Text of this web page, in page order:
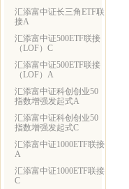
汇添富中证长三角ETF联
接A
汇添富中证500ETF联接
（LOF）C
汇添富中证500ETF联接
（LOF）A
汇添富中证科创创业50
指数增强发起式A
汇添富中证科创创业50
指数增强发起式C
汇添富中证1000ETF联接
A
汇添富中证1000ETF联接
C